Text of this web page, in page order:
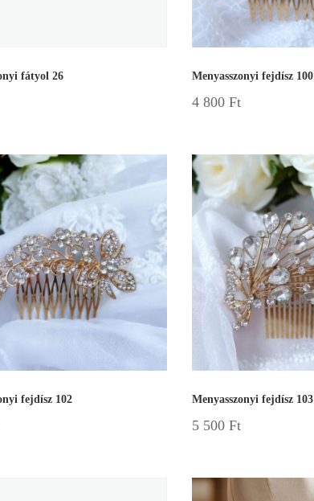
fátyol 26 Menyasszonyi fejdísz 100
4 800 Ft
fejdísz 102 Menyasszonyi fejdísz 103
5 500 Ft